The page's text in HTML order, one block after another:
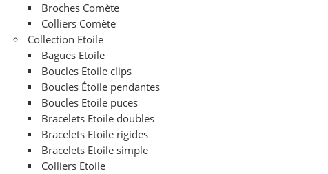
Broches Comète
Colliers Comète
Collection Etoile
Bagues Etoile
Boucles Etoile clips
Boucles Étoile pendantes
Boucles Etoile puces
Bracelets Etoile doubles
Bracelets Etoile rigides
Bracelets Etoile simple
Colliers Etoile